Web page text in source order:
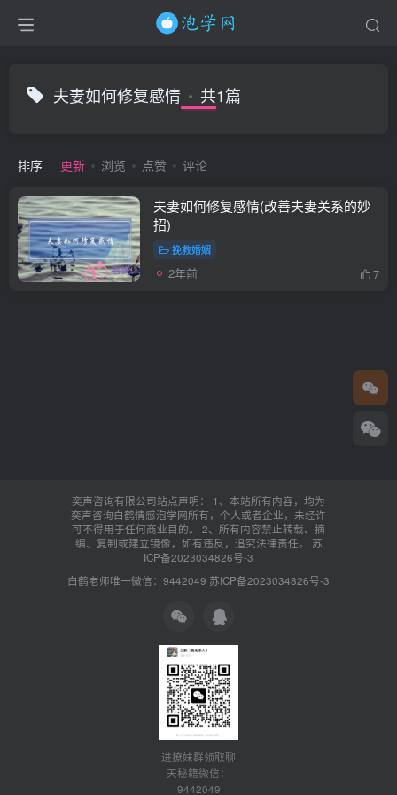
夫妻如何修复感情 共1篇
排序 更新 浏览 点赞 评论
夫妻如何修复感情(改善夫妻关系的妙
招)
挽救婚姻
2年前 7
奕声咨询有限公司站点声明： 1、本站所有内容，均为
奕声咨询白鹤情感泡学网所有，个人或者企业，未经许
可不得用于任何商业目的。 2、所有内容禁止转载、摘
编、复制或建立镜像，如有违反，追究法律责任。 苏
ICP备2023034826号-3
白鹤老师唯一微信：9442049 苏ICP备2023034826号-3
进撩妹群领取聊
天秘籍微信：
9442049